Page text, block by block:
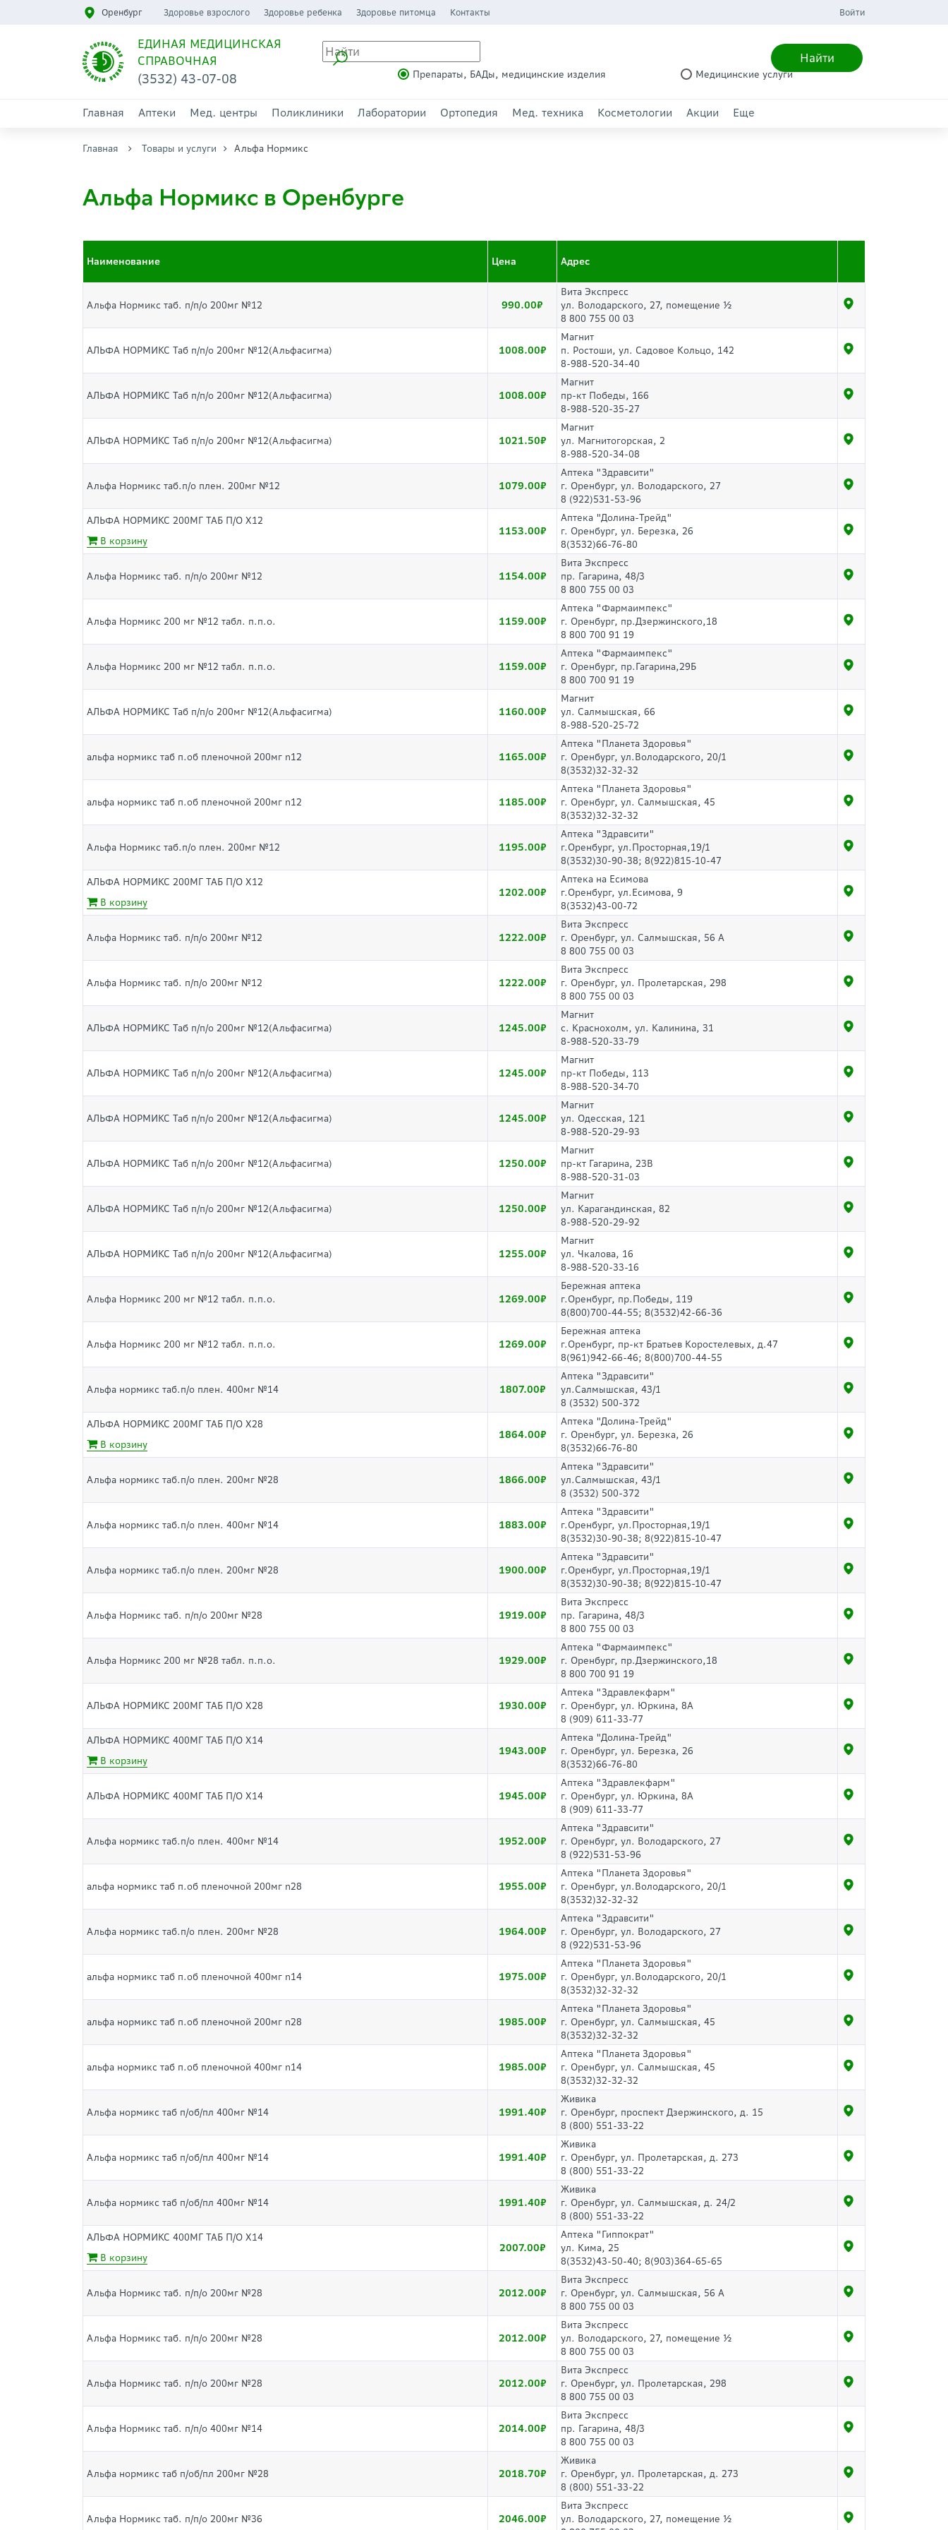
Оренбург Здоровье взрослого Здоровье ребенка Здоровье питомца Контакты Войти
ЕДИНАЯ МЕДИЦИНСКАЯ
СПРАВОЧНАЯ
(3532) 43-07-08
Найти
Препараты, БАДы, медицинские изделия Медицинские услуги
Главная Аптеки Мед. центры Поликлиники Лаборатории Ортопедия Мед. техника Косметологии Акции Еще
Главная Товары и услуги Альфа Нормикс
Альфа Нормикс в Оренбурге
Наименование Цена Адрес
Альфа Нормикс таб. п/п/о 200мг №12 990.00
Вита Экспресс
ул. Володарского, 27, помещение ½
8 800 755 00 03
АЛЬФА НОРМИКС Таб п/п/о 200мг №12(Альфасигма) 1008.00
Магнит
п. Ростоши, ул. Садовое Кольцо, 142
8-988-520-34-40
АЛЬФА НОРМИКС Таб п/п/о 200мг №12(Альфасигма) 1008.00
Магнит
пр-кт Победы, 166
8-988-520-35-27
АЛЬФА НОРМИКС Таб п/п/о 200мг №12(Альфасигма) 1021.50
Магнит
ул. Магнитогорская, 2
8-988-520-34-08
Альфа Нормикс таб.п/о плен. 200мг №12 1079.00
Аптека "Здравсити"
г. Оренбург, ул. Володарского, 27
8 (922)531-53-96
АЛЬФА НОРМИКС 200МГ ТАБ П/О Х12
В корзину
1153.00
Аптека "Долина-Трейд"
г. Оренбург, ул. Березка, 26
8(3532)66-76-80
Альфа Нормикс таб. п/п/о 200мг №12 1154.00
Вита Экспресс
пр. Гагарина, 48/3
8 800 755 00 03
Альфа Нормикс 200 мг №12 табл. п.п.о. 1159.00
Аптека "Фармаимпекс"
г. Оренбург, пр.Дзержинского,18
8 800 700 91 19
Альфа Нормикс 200 мг №12 табл. п.п.о. 1159.00
Аптека "Фармаимпекс"
г. Оренбург, пр.Гагарина,29Б
8 800 700 91 19
АЛЬФА НОРМИКС Таб п/п/о 200мг №12(Альфасигма) 1160.00
Магнит
ул. Салмышская, 66
8-988-520-25-72
альфа нормикс таб п.об пленочной 200мг n12 1165.00
Аптека "Планета Здоровья"
г. Оренбург, ул.Володарского, 20/1
8(3532)32-32-32
альфа нормикс таб п.об пленочной 200мг n12 1185.00
Аптека "Планета Здоровья"
г. Оренбург, ул. Салмышская, 45
8(3532)32-32-32
Альфа Нормикс таб.п/о плен. 200мг №12 1195.00
Аптека "Здравсити"
г.Оренбург, ул.Просторная,19/1
8(3532)30-90-38; 8(922)815-10-47
АЛЬФА НОРМИКС 200МГ ТАБ П/О Х12
В корзину
1202.00
Аптека на Есимова
г.Оренбург, ул.Есимова, 9
8(3532)43-00-72
Альфа Нормикс таб. п/п/о 200мг №12 1222.00
Вита Экспресс
г. Оренбург, ул. Салмышская, 56 А
8 800 755 00 03
Альфа Нормикс таб. п/п/о 200мг №12 1222.00
Вита Экспресс
г. Оренбург, ул. Пролетарская, 298
8 800 755 00 03
АЛЬФА НОРМИКС Таб п/п/о 200мг №12(Альфасигма) 1245.00
Магнит
с. Краснохолм, ул. Калинина, 31
8-988-520-33-79
АЛЬФА НОРМИКС Таб п/п/о 200мг №12(Альфасигма) 1245.00
Магнит
пр-кт Победы, 113
8-988-520-34-70
АЛЬФА НОРМИКС Таб п/п/о 200мг №12(Альфасигма) 1245.00
Магнит
ул. Одесская, 121
8-988-520-29-93
АЛЬФА НОРМИКС Таб п/п/о 200мг №12(Альфасигма) 1250.00
Магнит
пр-кт Гагарина, 23В
8-988-520-31-03
АЛЬФА НОРМИКС Таб п/п/о 200мг №12(Альфасигма) 1250.00
Магнит
ул. Карагандинская, 82
8-988-520-29-92
АЛЬФА НОРМИКС Таб п/п/о 200мг №12(Альфасигма) 1255.00
Магнит
ул. Чкалова, 16
8-988-520-33-16
Альфа Нормикс 200 мг №12 табл. п.п.о. 1269.00
Бережная аптека
г.Оренбург, пр.Победы, 119
8(800)700-44-55; 8(3532)42-66-36
Альфа Нормикс 200 мг №12 табл. п.п.о. 1269.00
Бережная аптека
г.Оренбург, пр-кт Братьев Коростелевых, д.47
8(961)942-66-46; 8(800)700-44-55
Альфа нормикс таб.п/о плен. 400мг №14 1807.00
Аптека "Здравсити"
ул.Салмышская, 43/1
8 (3532) 500-372
АЛЬФА НОРМИКС 200МГ ТАБ П/О Х28
В корзину
1864.00
Аптека "Долина-Трейд"
г. Оренбург, ул. Березка, 26
8(3532)66-76-80
Альфа нормикс таб.п/о плен. 200мг №28 1866.00
Аптека "Здравсити"
ул.Салмышская, 43/1
8 (3532) 500-372
Альфа нормикс таб.п/о плен. 400мг №14 1883.00
Аптека "Здравсити"
г.Оренбург, ул.Просторная,19/1
8(3532)30-90-38; 8(922)815-10-47
Альфа нормикс таб.п/о плен. 200мг №28 1900.00
Аптека "Здравсити"
г.Оренбург, ул.Просторная,19/1
8(3532)30-90-38; 8(922)815-10-47
Альфа Нормикс таб. п/п/о 200мг №28 1919.00
Вита Экспресс
пр. Гагарина, 48/3
8 800 755 00 03
Альфа Нормикс 200 мг №28 табл. п.п.о. 1929.00
Аптека "Фармаимпекс"
г. Оренбург, пр.Дзержинского,18
8 800 700 91 19
АЛЬФА НОРМИКС 200МГ ТАБ П/О Х28 1930.00
Аптека "Здравлекфарм"
г. Оренбург, ул. Юркина, 8А
8 (909) 611-33-77
АЛЬФА НОРМИКС 400МГ ТАБ П/О Х14
В корзину
1943.00
Аптека "Долина-Трейд"
г. Оренбург, ул. Березка, 26
8(3532)66-76-80
АЛЬФА НОРМИКС 400МГ ТАБ П/О Х14 1945.00
Аптека "Здравлекфарм"
г. Оренбург, ул. Юркина, 8А
8 (909) 611-33-77
Альфа нормикс таб.п/о плен. 400мг №14 1952.00
Аптека "Здравсити"
г. Оренбург, ул. Володарского, 27
8 (922)531-53-96
альфа нормикс таб п.об пленочной 200мг n28 1955.00
Аптека "Планета Здоровья"
г. Оренбург, ул.Володарского, 20/1
8(3532)32-32-32
Альфа нормикс таб.п/о плен. 200мг №28 1964.00
Аптека "Здравсити"
г. Оренбург, ул. Володарского, 27
8 (922)531-53-96
альфа нормикс таб п.об пленочной 400мг n14 1975.00
Аптека "Планета Здоровья"
г. Оренбург, ул.Володарского, 20/1
8(3532)32-32-32
альфа нормикс таб п.об пленочной 200мг n28 1985.00
Аптека "Планета Здоровья"
г. Оренбург, ул. Салмышская, 45
8(3532)32-32-32
альфа нормикс таб п.об пленочной 400мг n14 1985.00
Аптека "Планета Здоровья"
г. Оренбург, ул. Салмышская, 45
8(3532)32-32-32
Альфа нормикс таб п/об/пл 400мг №14 1991.40
Живика
г. Оренбург, проспект Дзержинского, д. 15
8 (800) 551-33-22
Альфа нормикс таб п/об/пл 400мг №14 1991.40
Живика
г. Оренбург, ул. Пролетарская, д. 273
8 (800) 551-33-22
Альфа нормикс таб п/об/пл 400мг №14 1991.40
Живика
г. Оренбург, ул. Салмышская, д. 24/2
8 (800) 551-33-22
АЛЬФА НОРМИКС 400МГ ТАБ П/О Х14
В корзину
2007.00
Аптека "Гиппократ"
ул. Кима, 25
8(3532)43-50-40; 8(903)364-65-65
Альфа Нормикс таб. п/п/о 200мг №28 2012.00
Вита Экспресс
г. Оренбург, ул. Салмышская, 56 А
8 800 755 00 03
Альфа Нормикс таб. п/п/о 200мг №28 2012.00
Вита Экспресс
ул. Володарского, 27, помещение ½
8 800 755 00 03
Альфа Нормикс таб. п/п/о 200мг №28 2012.00
Вита Экспресс
г. Оренбург, ул. Пролетарская, 298
8 800 755 00 03
Альфа Нормикс таб. п/п/о 400мг №14 2014.00
Вита Экспресс
пр. Гагарина, 48/3
8 800 755 00 03
Альфа нормикс таб п/об/пл 200мг №28 2018.70
Живика
г. Оренбург, ул. Пролетарская, д. 273
8 (800) 551-33-22
Альфа Нормикс таб. п/п/о 200мг №36 2046.00
Вита Экспресс
ул. Володарского, 27, помещение ½